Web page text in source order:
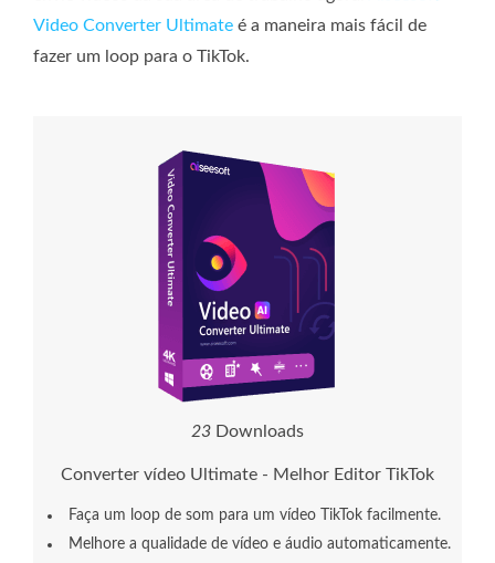
Video Converter Ultimate é a maneira mais fácil de
fazer um loop para o TikTok.
28 Downloads
Converter vídeo Ultimate - Melhor Editor TikTok
Faça um loop de som para um vídeo TikTok facilmente.
Melhore a qualidade de vídeo e áudio automaticamente.